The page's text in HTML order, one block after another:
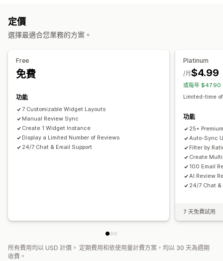
評論收集方式
自訂評論邀請
分析
互動追蹤
定價
選擇最適合您業務的方案。
Free
免費
功能
7 Customizable Widget Layouts
Manual Review Sync
Create 1 Widget Instance
Display a Limited Number of Reviews
24/7 Chat & Email Support
Platinum
$4.99
/月
或每年 $47.90
Limited-time
功能
25+
Auto-Sync
Filter by
Create
100 Email
AI Review
24/7 Chat &
7 天免費試用
所有費用均以 USD 計價。 定期費用和依使用量計費方案，均以 30 天為週期
收費。